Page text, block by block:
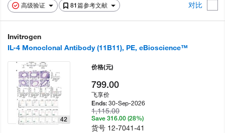
高级验证 81篇参考文献 对比
Invitrogen
IL-4 Monoclonal Antibody (11B11), PE, eBioscience™
42
价格(元)
799.00
飞享价
Ends:30-Sep-2026
1,115.00
Save 316.00 (28%)
货号 12-7041-41